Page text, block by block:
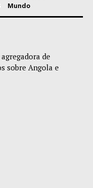
Mundo
de
sobre Angola e